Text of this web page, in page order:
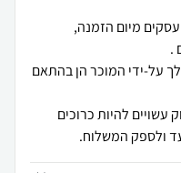
על-ידי המוכר הן בהתאם
עשויים להיות כרוכים
ולספק המשלוח.